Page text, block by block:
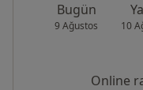
Bugün
9 Ağustos 10
Online